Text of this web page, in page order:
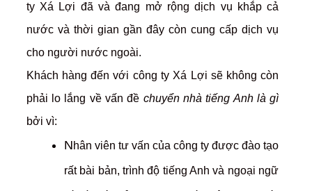
ty Xá Lợi đã và đang mở rộng dịch vụ khắp cả
nước và thời gian gần đây còn cung cấp dịch vụ
cho người nước ngoài.
Khách hàng đến với công ty Xá Lợi sẽ không còn
phải lo lắng về vấn đề chuyển nhà tiếng Anh là gì
bởi vì:
Nhân viên tư vấn của công ty được đào tạo
rất bài bản, trình độ tiếng Anh và ngoại ngữ